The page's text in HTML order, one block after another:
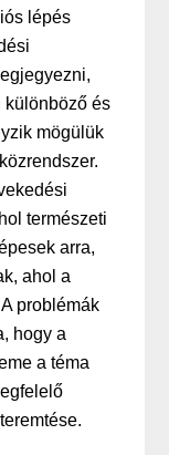
lépés
különböző és
mögülük
természeti
arra,
ahol a
problémák
hogy a
a téma